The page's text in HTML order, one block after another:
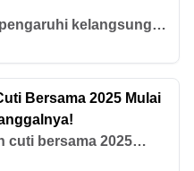
kelangsungan
adalah
Agar bisa terus
seorang pengusaha
dan berkreasi
bisnis. Oleh sebab
usaha
Bersama 2025 Mulai
cuti bersama 2025
ditunggu-tunggu.